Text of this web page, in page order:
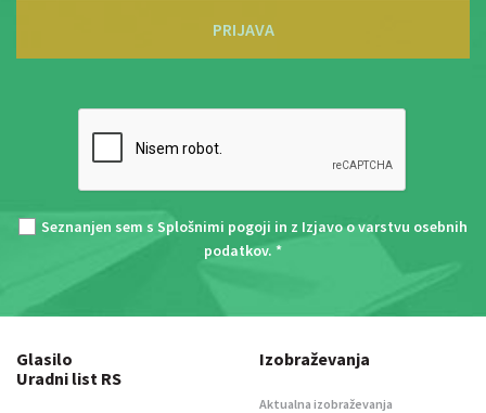
PRIJAVA
Seznanjen sem s Splošnimi pogoji in z Izjavo o varstvu osebnih
podatkov. *
Glasilo
Uradni list RS
Izobraževanja
Aktualna izobraževanja